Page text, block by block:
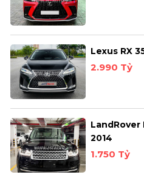
Lexus RX
2.990 Tỷ
LandRover
2014
1.750 Tỷ